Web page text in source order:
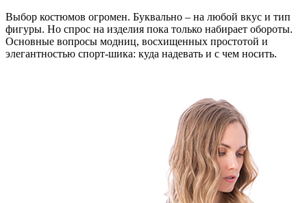
Выбор костюмов огромен. Буквально – на любой вкус и тип
фигуры. Но спрос на изделия пока только набирает обороты.
Основные вопросы модниц, восхищенных простотой и
элегантностью спорт-шика: куда надевать и с чем носить.